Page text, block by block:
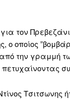
τον
ο οποίος
την γραμμή
Τσιτσωνης